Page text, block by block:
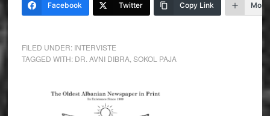
Facebook Twitter Copy Link More
FILED UNDER: INTERVISTE
TAGGED WITH: DR. AVNI DIBRA,SOKOL PAJA